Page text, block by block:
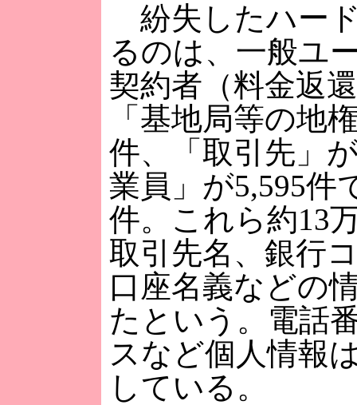
紛失したハー
るのは、一般ユ
契約者（料金返
「基地局等の地
件、「取引先」
業員」が5,595件
件。これら約13
取引先名、銀行
口座名義などの
たという。電話
スなど個人情報
している。